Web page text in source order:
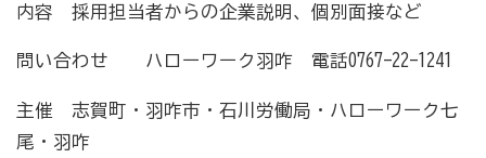
内容 採用担当者からの企業説明、個別面接など
問い合わせ ハローワーク羽咋 電話0767-22-1241
主催 志賀町・羽咋市・石川労働局・ハローワーク七
尾・羽咋
商工会の共済・保険
一つの掛金で貯蓄・生命保障・融資の3つの備え（商工
死亡保険金(最高6千万円)の掛捨共済・福祉共済「生
命」保障